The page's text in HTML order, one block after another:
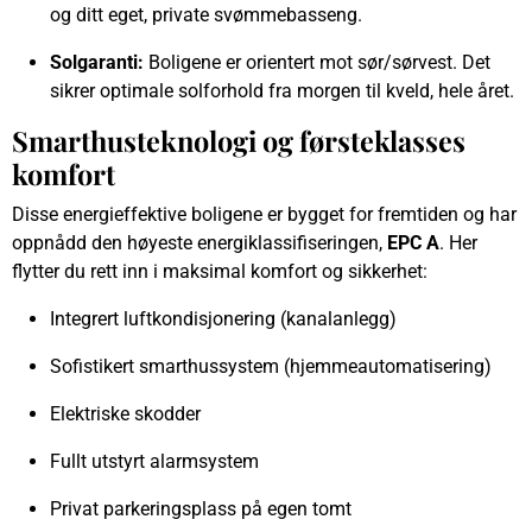
og ditt eget, private svømmebasseng.
Solgaranti: Boligene er orientert mot sør/sørvest. Det
sikrer optimale solforhold fra morgen til kveld, hele året.
Smarthusteknologi og førsteklasses
komfort
Disse energieffektive boligene er bygget for fremtiden og har
oppnådd den høyeste energiklassifiseringen, EPC A. Her
flytter du rett inn i maksimal komfort og sikkerhet:
Integrert luftkondisjonering (kanalanlegg)
Sofistikert smarthussystem (hjemmeautomatisering)
Elektriske skodder
Fullt utstyrt alarmsystem
Privat parkeringsplass på egen tomt